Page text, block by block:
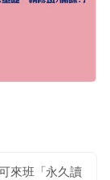
來班「永久讀